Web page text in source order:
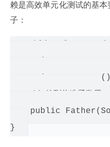
赖是高效单元化测试的基
子：
private
public